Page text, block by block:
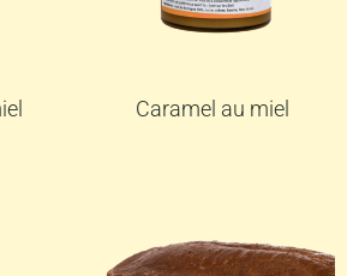
Caramel au miel